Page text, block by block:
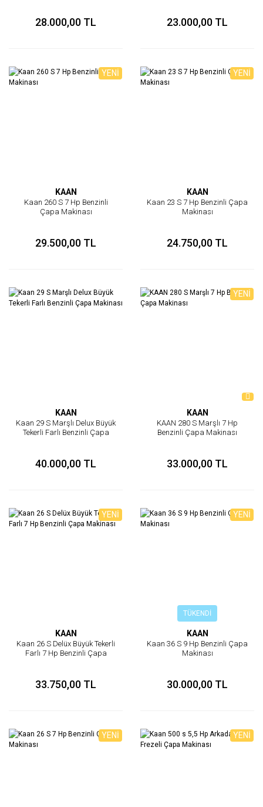
28.000,00 TL 23.000,00 TL
YENİ
KAAN
Kaan 260 S 7 Hp Benzinli
Çapa Makinası
29.500,00 TL
YENİ
KAAN
Kaan 23 S 7 Hp Benzinli Çapa
Makinası
24.750,00 TL
KAAN
Kaan 29 S Marşlı Delux Büyük
Tekerli Farlı Benzinli Çapa
40.000,00 TL
YENİ
KAAN
KAAN 280 S Marşlı 7 Hp
Benzinli Çapa Makinası
33.000,00 TL
YENİ
KAAN
Kaan 26 S Delüx Büyük Tekerli
Farlı 7 Hp Benzinli Çapa
33.750,00 TL
YENİ
TÜKENDİ
KAAN
Kaan 36 S 9 Hp Benzinli Çapa
Makinası
30.000,00 TL
YENİ YENİ